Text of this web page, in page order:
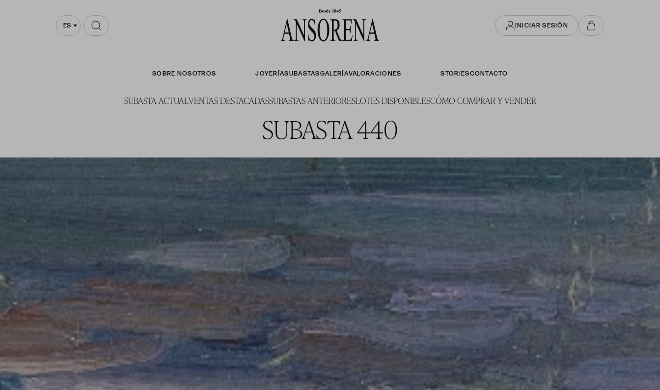
ES INICIAR SESIÓN
SOBRE NOSOTROS JOYERÍASUBASTASGALERÍAVALORACIONES STORIESCONTACTO
SUBASTA ACTUALVENTAS DESTACADASSUBASTAS ANTERIORESLOTES DISPONIBLESCÓMO COMPRAR Y VENDER
SUBASTA 440